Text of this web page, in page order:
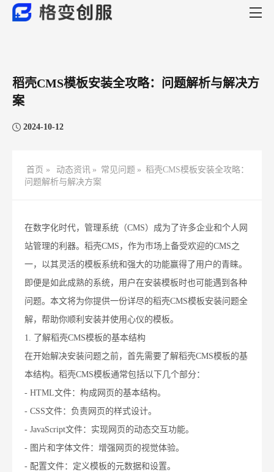
稻壳CMS模板安装全攻略：问题解析与解决方
案
2024-10-12
首页 » 动态资讯 » 常见问题 » 稻壳CMS模板安装全攻略：
问题解析与解决方案
在数字化时代，管理系统（CMS）成为了许多企业和个人网
站管理的利器。稻壳CMS，作为市场上备受欢迎的CMS之
一，以其灵活的模板系统和强大的功能赢得了用户的青睐。
即便是如此成熟的系统，用户在安装模板时也可能遇到各种
问题。本文将为你提供一份详尽的稻壳CMS模板安装问题全
解，帮助你顺利安装并使用心仪的模板。
1. 了解稻壳CMS模板的基本结构
在开始解决安装问题之前，首先需要了解稻壳CMS模板的基
本结构。稻壳CMS模板通常包括以下几个部分：
- HTML文件：构成网页的基本结构。
- CSS文件：负责网页的样式设计。
- JavaScript文件：实现网页的动态交互功能。
- 图片和字体文件：增强网页的视觉体验。
- 配置文件：定义模板的元数据和设置。